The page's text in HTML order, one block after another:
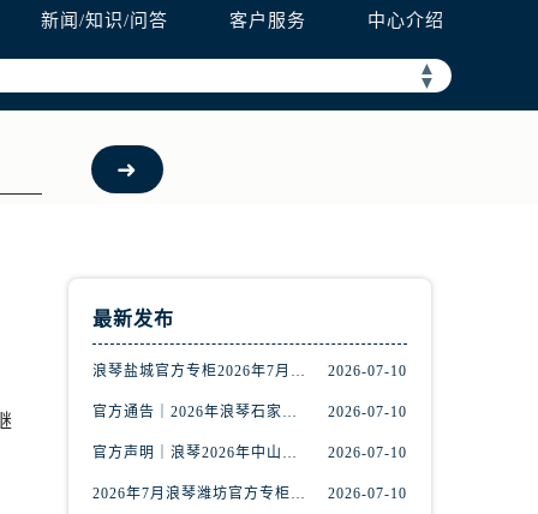
新闻/知识/问答 客户服务 中心介绍
▲
▼
最新发布
浪琴盐城官方专柜2026年7月最新客服热线通知，权威服务信息全收录 2026-07-10
官方通告｜2026年浪琴石家庄专柜客户服务中心热线7月公示 2026-07-10
官方声明｜浪琴2026年中山专柜客户服务热线7月更新（专柜名录公示） 2026-07-10
2026年7月浪琴潍坊官方专柜服务指南｜客户服务热线+门店核验 2026-07-10